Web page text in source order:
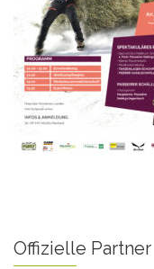
Offizielle Partner